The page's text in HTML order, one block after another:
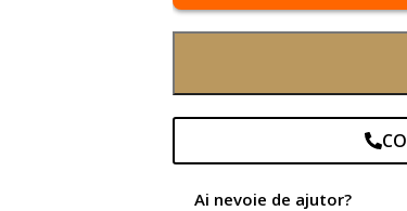
Ai nevoie de ajutor?